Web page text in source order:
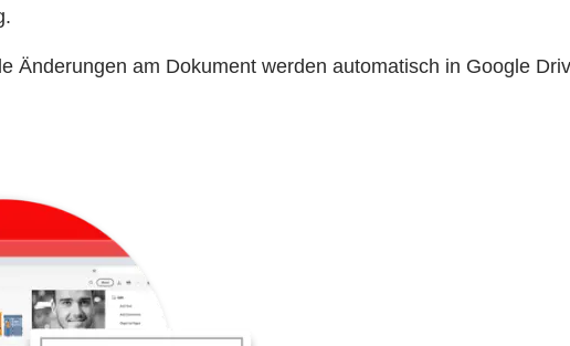
Änderungen am Dokument werden automatisch in Google